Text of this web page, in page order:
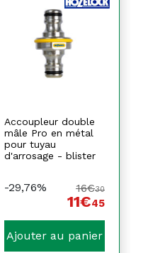
Accoupleur double
mâle Pro en métal
pour tuyau
d'arrosage - blister
-29,76% 16€30
11€45
Ajouter au panier